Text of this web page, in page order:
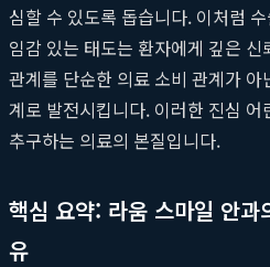
심할 수 있도록 돕습니다. 이처럼
임감 있는 태도는 환자에게 깊은
관계를 단순한 의료 소비 관계가
계로 발전시킵니다. 이러한 진심
추구하는 의료의 본질입니다.
핵심 요약: 라움 스마일 안과
유